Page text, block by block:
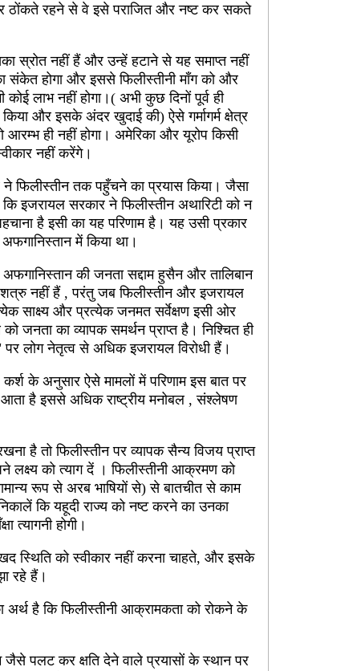
ठोंकते रहने से वे इसे पराजित और नष्ट कर सकते
स्रोत नहीं हैं और उन्हें हटाने से यह समाप्त नहीं
संकेत होगा और इससे फिलीस्तीनी माँग को और
कोई लाभ नहीं होगा।( अभी कुछ दिनों पूर्व ही
और इसके अंदर खुदाई की) ऐसे गर्मागर्म क्षेत्र
ही नहीं होगा। अमेरिका और यूरोप किसी
नहीं करेंगे।
फिलीस्तीन तक पहुँचने का प्रयास किया। जैसा
इजरायल सरकार ने फिलीस्तीन अथारिटी को न
है इसी का यह परिणाम है। यह उसी प्रकार
में किया था।
की जनता सद्दाम हुसैन और तालिबान
नहीं हैं , परंतु जब फिलीस्तीन और इजरायल
साक्ष्य और प्रत्येक जनमत सर्वेक्षण इसी ओर
का व्यापक समर्थन प्राप्त है। निश्चित ही
लोग नेतृत्व से अधिक इजरायल विरोधी हैं।
के अनुसार ऐसे मामलों में परिणाम इस बात पर
आता है इससे अधिक राष्ट्रीय मनोबल , संश्लेषण
है तो फिलीस्तीन पर व्यापक सैन्य विजय प्राप्त
लक्ष्य को त्याग दें । फिलीस्तीनी आक्रमण को
रूप से अरब भाषियों से) से बातचीत से काम
कि यहूदी राज्य को नष्ट करने का उनका
त्यागनी होगी।
स्थिति को स्वीकार नहीं करना चाहते, और इसके
रहे हैं।
है कि फिलीस्तीनी आक्रामकता को रोकने के
जैसे पलट कर क्षति देने वाले प्रयासों के स्थान पर